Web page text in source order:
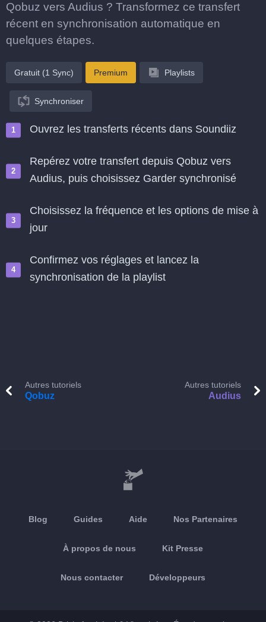
Qobuz vers Audius ? Transformez ce transfert
récent en synchronisation automatique en
quelques étapes.
Gratuit (1 Sync) Premium Playlists
Synchroniser
Ouvrez les transferts récents dans Soundiiz
Repérez votre transfert depuis Qobuz vers
Audius, puis choisissez Garder synchronisé
Choisissez la fréquence et les options de mise à
jour
Confirmez vos réglages et lancez la
synchronisation de la playlist
Autres tutoriels
Qobuz
Autres tutoriels
Audius
Blog Guides Aide Nos Partenaires
À propos de nous Kit Presse
Nous contacter Développeurs